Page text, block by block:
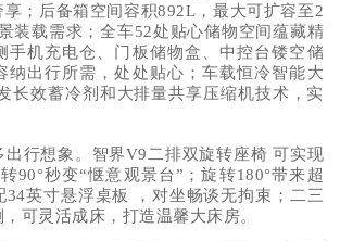
享；后备箱空间容积892L，最大可扩容至2
装载需求；全车52处贴心储物空间蕴藏精
手机充电仓、门板储物盒、中控台镂空储
纳出行所需，处处贴心；车载恒冷智能大
长效蓄冷剂和大排量共享压缩机技术，实
出行想象。智界V9二排双旋转座椅 可实现
90°秒变“惬意观景台”；旋转180°带来超
34英寸悬浮桌板 ，对坐畅谈无拘束；二三
可灵活成床，打造温馨大床房。